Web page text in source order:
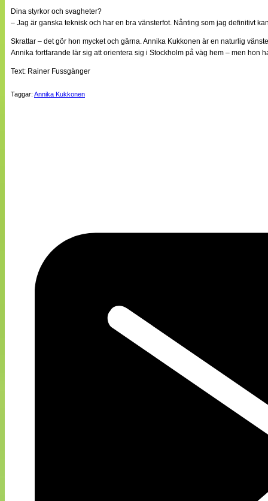
Dina styrkor och svagheter?
– Jag är ganska teknisk och har en bra vänsterfot. Nånting som jag definitivt
Skrattar – det gör hon mycket och gärna. Annika Kukkonen är en naturlig
Annika fortfarande lär sig att orientera sig i Stockholm på väg hem – men hon
Text: Rainer Fussgänger
Taggar: Annika Kukkonen